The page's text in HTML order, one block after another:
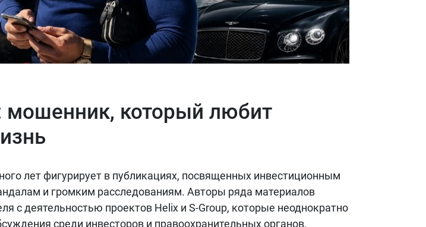
который любит
лет фигурирует в публикациях, посвященных инвестиционным
и громким расследованиям. Авторы ряда материалов
с деятельностью проектов Helix и S-Group, которые неоднократно
среди инвесторов и правоохранительных органов.